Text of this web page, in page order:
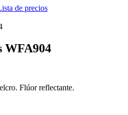
de precios
WFA904
Flúor reflectante.